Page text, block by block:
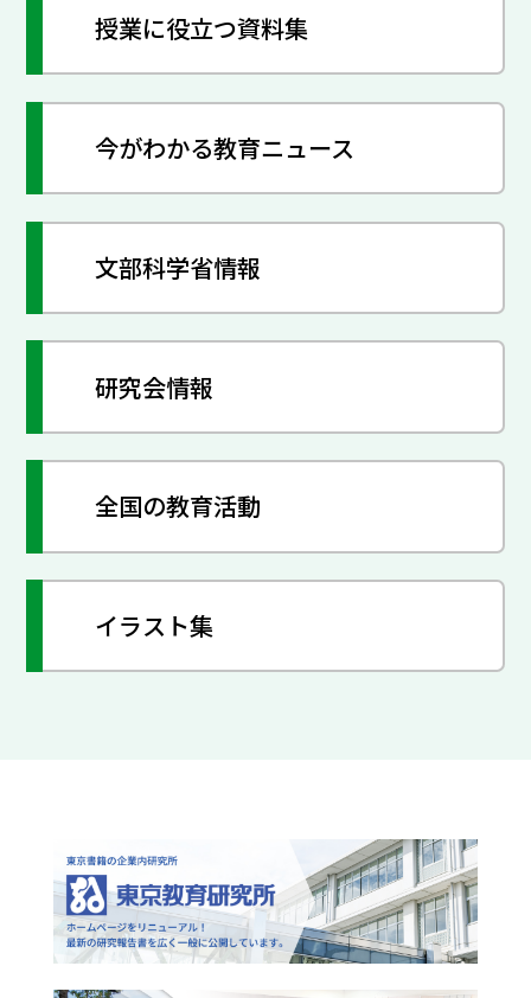
授業に役立つ資料集
今がわかる教育ニュース
文部科学省情報
研究会情報
全国の教育活動
イラスト集